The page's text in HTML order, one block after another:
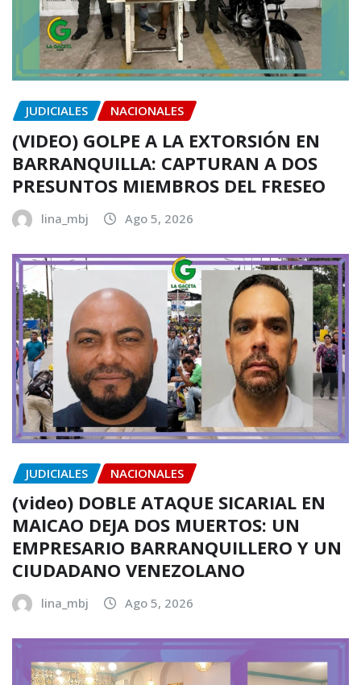
JUDICIALES NACIONALES
(VIDEO) GOLPE A LA EXTORSIÓN EN
BARRANQUILLA: CAPTURAN A DOS
PRESUNTOS MIEMBROS DEL FRESEO
lina_mbj Ago 5, 2026
JUDICIALES NACIONALES
(video) DOBLE ATAQUE SICARIAL EN
MAICAO DEJA DOS MUERTOS: UN
EMPRESARIO BARRANQUILLERO Y UN
CIUDADANO VENEZOLANO
lina_mbj Ago 5, 2026